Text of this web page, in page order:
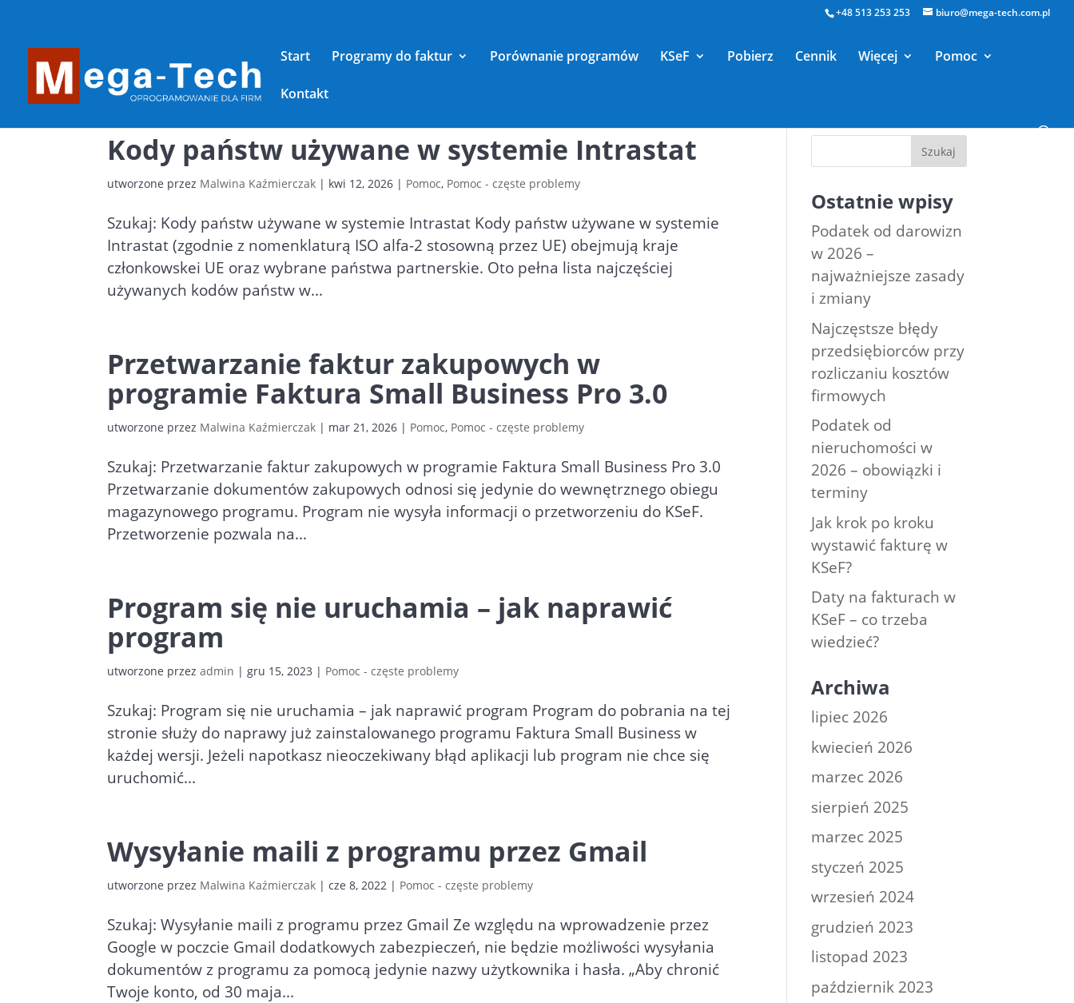
+48 513 253 253 biuro@mega-tech.com.pl
Start Programy do faktur Porównanie programów KSeF Pobierz Cennik Więcej Pomoc
Kontakt
Kody państw używane w systemie Intrastat
utworzone przez Malwina Kaźmierczak | kwi 12, 2026 | Pomoc, Pomoc - częste problemy
Szukaj: Kody państw używane w systemie Intrastat Kody państw używane w systemie
Intrastat (zgodnie z nomenklaturą ISO alfa-2 stosowną przez UE) obejmują kraje
członkowskei UE oraz wybrane państwa partnerskie. Oto pełna lista najczęściej
używanych kodów państw w...
Przetwarzanie faktur zakupowych w
programie Faktura Small Business Pro 3.0
utworzone przez Malwina Kaźmierczak | mar 21, 2026 | Pomoc, Pomoc - częste problemy
Szukaj: Przetwarzanie faktur zakupowych w programie Faktura Small Business Pro 3.0
Przetwarzanie dokumentów zakupowych odnosi się jedynie do wewnętrznego obiegu
magazynowego programu. Program nie wysyła informacji o przetworzeniu do KSeF.
Przetworzenie pozwala na...
Program się nie uruchamia – jak naprawić
program
utworzone przezadmin |gru 15, 2023 | Pomoc - częste problemy
Szukaj: Program się nie uruchamia – jak naprawić program Program do pobrania na tej
stronie służy do naprawy już zainstalowanego programu Faktura Small Business w
każdej wersji. Jeżeli napotkasz nieoczekiwany błąd aplikacji lub program nie chce się
uruchomić...
Wysyłanie maili z programu przez Gmail
utworzone przez Malwina Kaźmierczak |cze 8, 2022 | Pomoc - częste problemy
Szukaj: Wysyłanie maili z programu przez Gmail Ze względu na wprowadzenie przez
Google w poczcie Gmail dodatkowych zabezpieczeń, nie będzie możliwości wysyłania
dokumentów z programu za pomocą jedynie nazwy użytkownika i hasła. „Aby chronić
Twoje konto, od 30 maja...
Ostatnie wpisy
Podatek od darowizn
w 2026 –
najważniejsze zasady
i zmiany
Najczęstsze błędy
przedsiębiorców przy
rozliczaniu kosztów
firmowych
Podatek od
nieruchomości w
2026 – obowiązki i
terminy
Jak krok po kroku
wystawić fakturę w
KSeF?
Daty na fakturach w
KSeF – co trzeba
wiedzieć?
Archiwa
lipiec 2026
kwiecień 2026
marzec 2026
sierpień 2025
marzec 2025
styczeń 2025
wrzesień 2024
grudzień 2023
listopad 2023
październik 2023